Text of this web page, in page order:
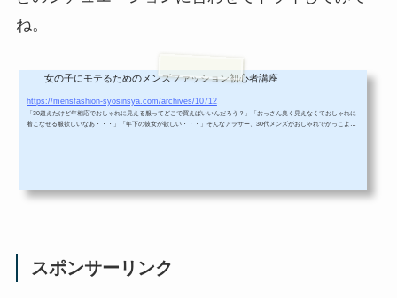
ね。
女の子にモテるためのメンズファッション初心者講座
https://mensfashion-syosinsya.com/archives/10712
「30超えたけど年相応でおしゃれに見える服ってどこで買えばいいんだろう？」「おっさん臭く見えなくておしゃれに
着こなせる服欲しいなあ・・・」「年下の彼女が欲しい・・・」そんなアラサー、30代メンズがおしゃれでかっこよく
スポンサーリンク